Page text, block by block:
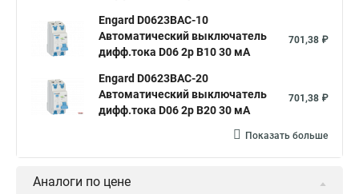
Engard D0623BAC-10
Автоматический выключатель
дифф.тока D06 2р B10 30 мА
701,38 ₽
Engard D0623BAC-20
Автоматический выключатель
дифф.тока D06 2р B20 30 мА
701,38 ₽
Показать больше
Аналоги по цене